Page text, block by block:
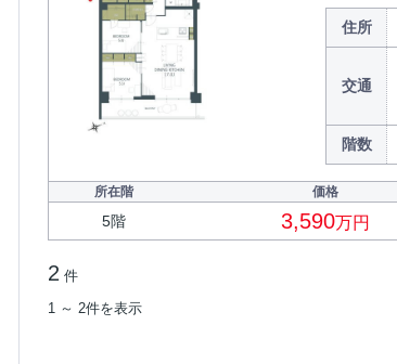
住所
交通
階数
所在階 価格
5階 3,590万円
2 件
1 ～ 2件を表示